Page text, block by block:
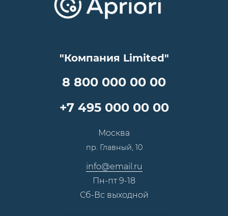
"Компания Limited"
8 800 000 00 00
+7 495 000 00 00
Москва
пр. Главный, 10
info@email.ru
Пн-пт 9-18
Сб-Вс выходной
Оптовым клиентам
Вопрос-ответ
Презентации и каталоги
Достижения и награды
Специалисты